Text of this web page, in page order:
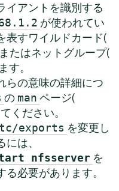
イアントを識別する
が使われてい
表すワイルドカード(
たはネットグループ(
す。
らの意味の詳細につ
の man ページ(
ください。
exports を変更し
は、
nfsserver を
必要があります。